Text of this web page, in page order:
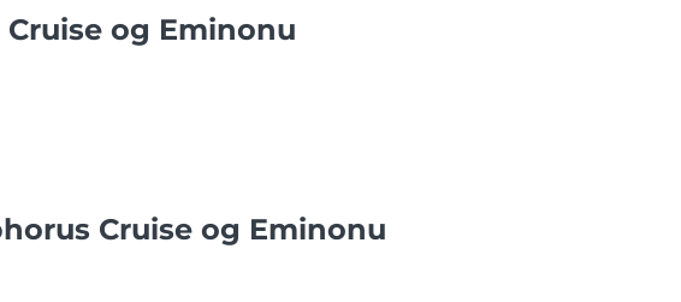
og Eminonu
Cruise og Eminonu